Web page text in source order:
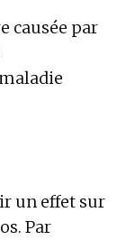
causée par
un effet sur
Par